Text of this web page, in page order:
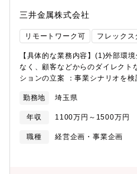
マンス最大化【本ポジションの魅
ーズを、人事トップとして自らデ
力開発など、人事としてのキャリ
組みに携われます。■社会的意義
金融SaaSの提供に留まらず、地
域デジタルプラットフォーム」と
す。
三井金属株式会社
リモートワーク可 フレックス
【具体的な業務内容】(1)外部環
なく、顧客などからのダイレク
ションの立案 ：事業シナリオを
行【配属部署】事業創造本部 事
た新規事業創出活動を行っており
来の中核となる新規商品・事業を
ています。【業務の面白み】・マ
来る・未来の社会へ、お客様を含
勤務地 埼玉県
年収 1100万円～1500万円
職種
経営企画・事業企画